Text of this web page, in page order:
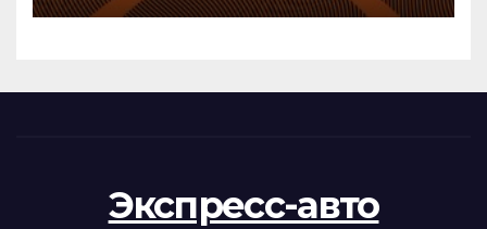
Экспресс-авто